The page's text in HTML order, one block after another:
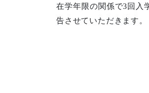
在学年限の関係で3回入
告させていただきます。